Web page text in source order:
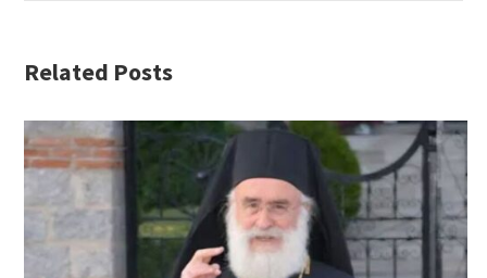
Related Posts